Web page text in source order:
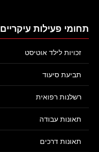
תחומי פעילות עיקריים
זכויות לילד אוטיסט
תביעת סיעוד
רשלנות רפואית
תאונות עבודה
תאונות דרכים